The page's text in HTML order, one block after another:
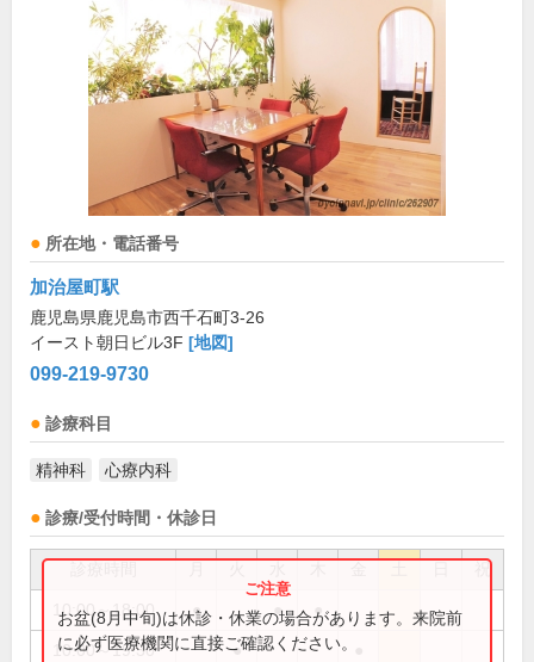
所在地・電話番号
加治屋町駅
鹿児島県鹿児島市西千石町3-26
イースト朝日ビル3F [地図]
099-219-9730
診療科目
精神科 心療内科
診療/受付時間・休診日
祝
10:00～18:00 ● ● ●
10:00～19:30 ●
お盆(8月中旬)は休診・休業の場合があります。来院前
に必ず医療機関に直接ご確認ください。